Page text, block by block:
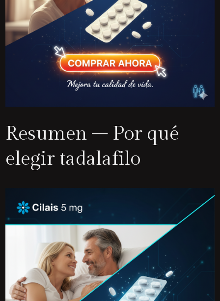
Resumen – Por qué
elegir tadalafilo